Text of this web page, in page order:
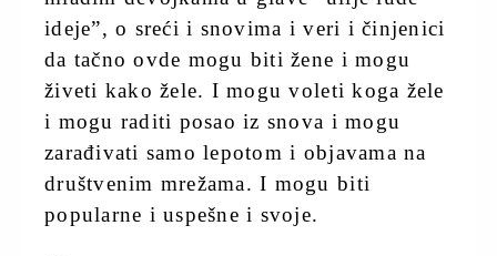
ideje”, o sreći i snovima i veri i činjenici
da tačno ovde mogu biti žene i mogu
živeti kako žele. I mogu voleti koga žele
i mogu raditi posao iz snova i mogu
zarađivati samo lepotom i objavama na
društvenim mrežama. I mogu biti
popularne i uspešne i svoje.